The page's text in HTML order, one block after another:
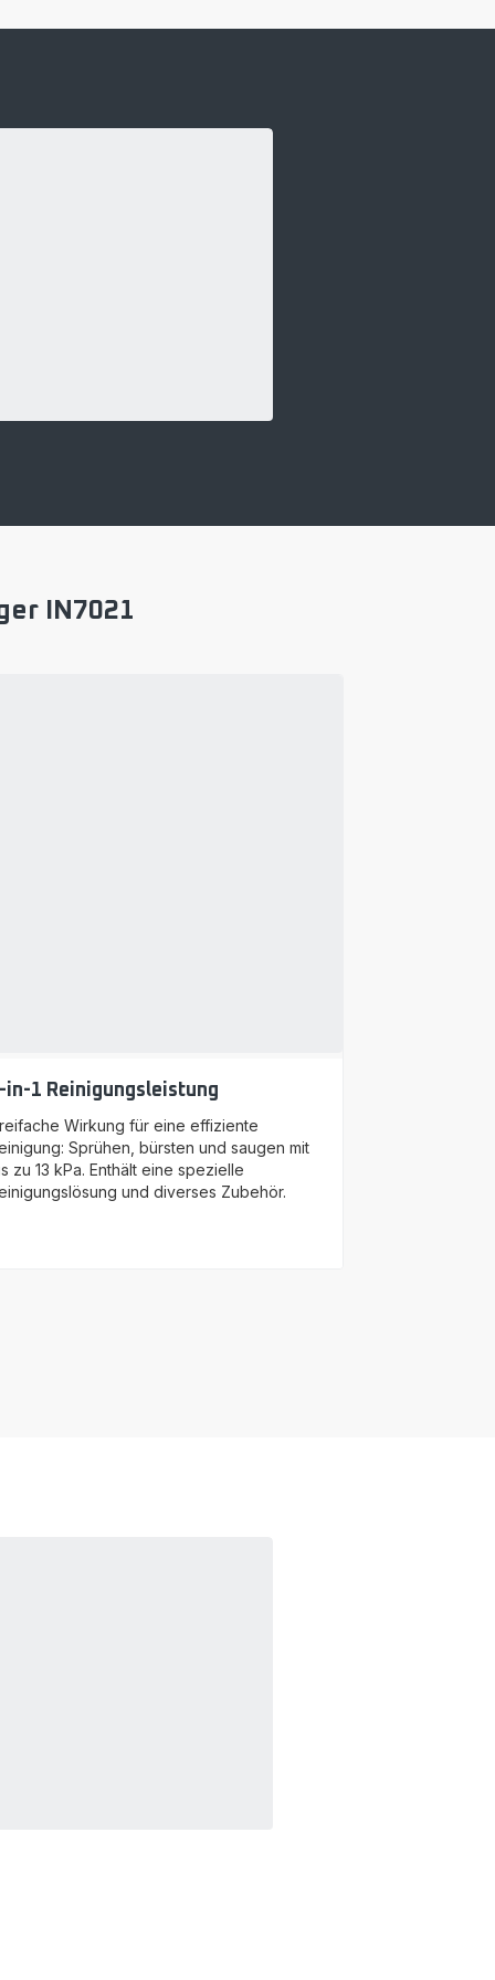
IN7021
in-1 Reinigungsleistung
Wirkung für eine effiziente
Sprühen, bürsten und saugen mit
zu 13 kPa. Enthält eine spezielle
und diverses Zubehör.